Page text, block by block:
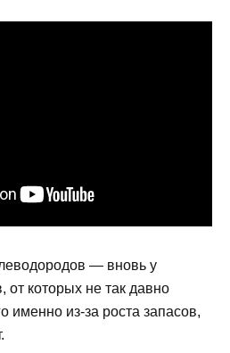
— вновь у
от которых не так давно
именно из-за роста запасов,